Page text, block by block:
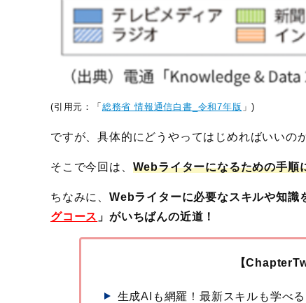
(引用元：「 総務省 情報通信白書_令和7年版 」)
ですが、具体的にどうやってはじめればいいの
そこで今回は、 Webライターになるための手順
ちなみに、 Webライターに必要なスキルや知識
グコース 」がいちばんの近道！
【
生成AIも網羅！最新スキルも学べ